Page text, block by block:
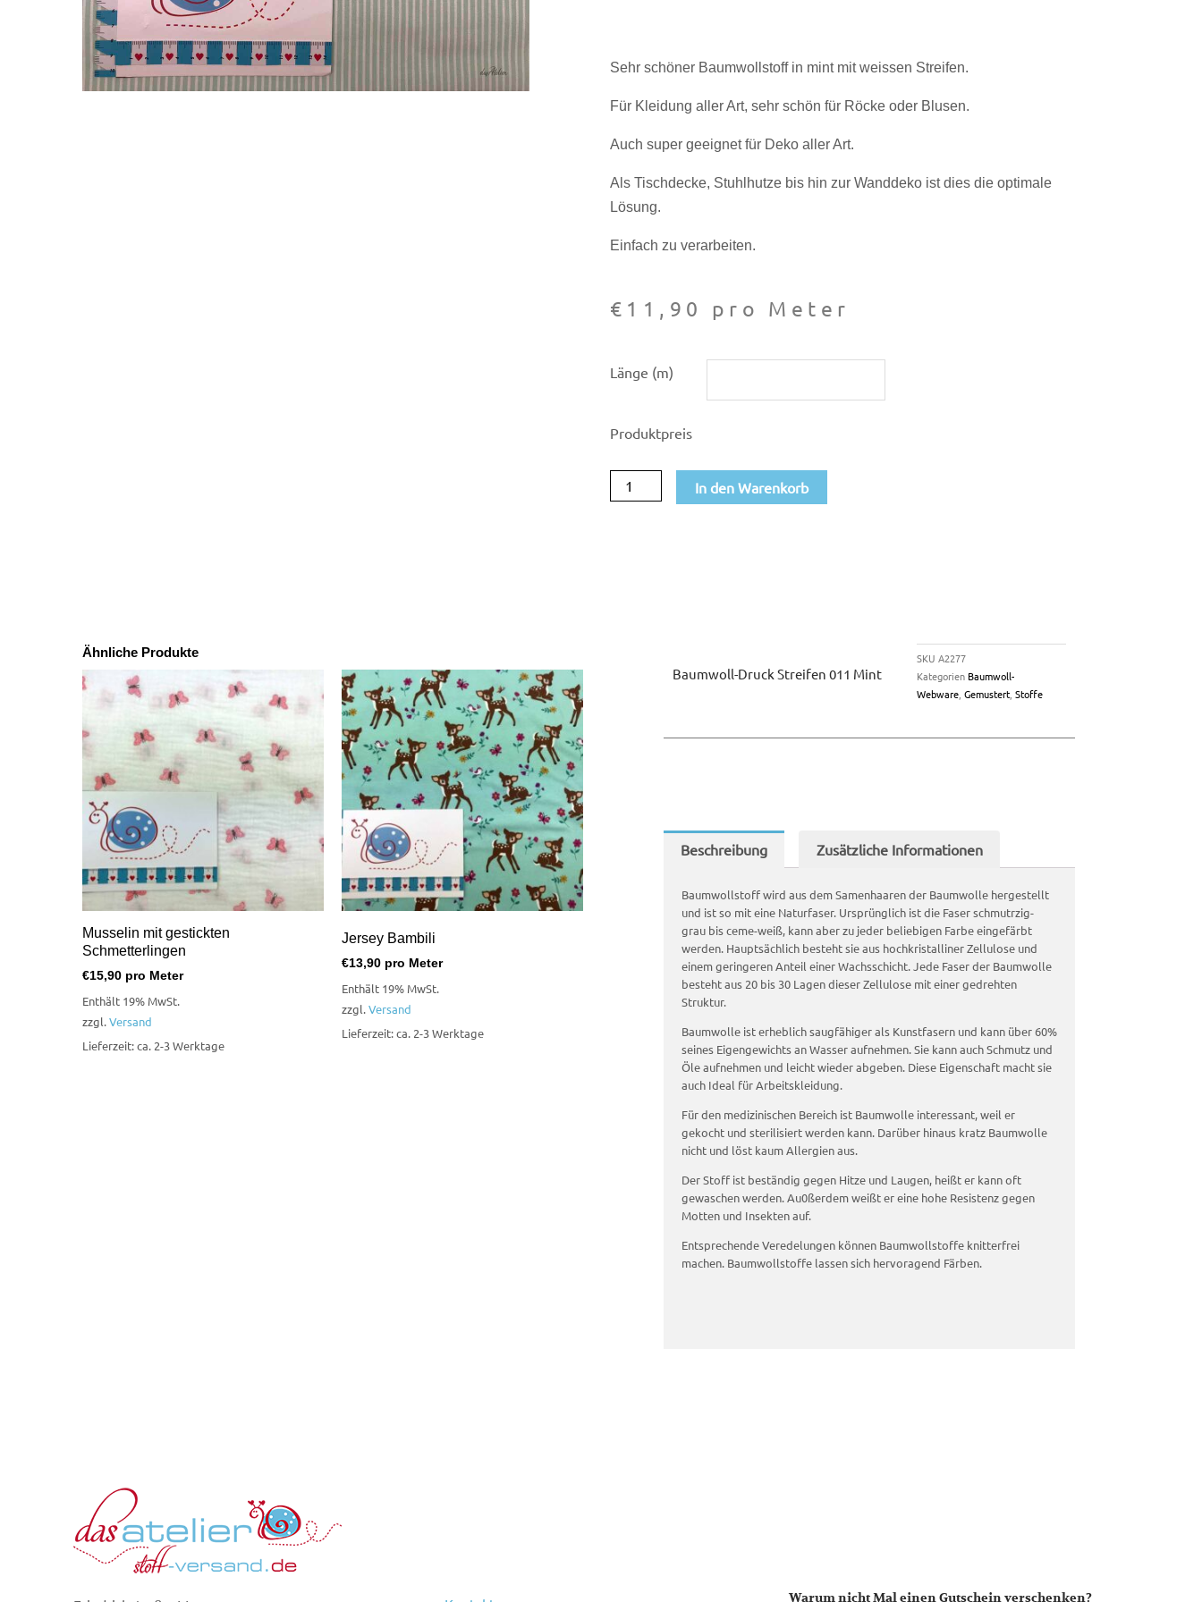
Sehr schöner Baumwollstoff in mint mit weissen Streifen.
Für Kleidung aller Art, sehr schön für Röcke oder Blusen.
Auch super geeignet für Deko aller Art.
Als Tischdecke, Stuhlhutze bis hin zur Wanddeko ist dies die optimale
Lösung.
Einfach zu verarbeiten.
€ 11,90 pro Meter
Länge (m)
Produktpreis
Druck
011
Menge
In den Warenkorb
Ähnliche Produkte
Musselin mit gestickten
Schmetterlingen
€15,90 pro Meter
Enthält 19% MwSt.
zzgl.Versand
Lieferzeit: ca. 2-3 Werktage
Jersey Bambili
€13,90 pro Meter
Enthält 19% MwSt.
zzgl.Versand
Lieferzeit: ca. 2-3 Werktage
Baumwoll-Druck Streifen 011 Mint
SKU A2277
Kategorien Baumwoll-
Webware, Gemustert, Stoffe
Beschreibung Zusätzliche Informationen
Baumwollstoff wird aus dem Samenhaaren der Baumwolle hergestellt
und ist so mit eine Naturfaser. Ursprünglich ist die Faser schmutrzig-
grau bis ceme-weiß, kann aber zu jeder beliebigen Farbe eingefärbt
werden. Hauptsächlich besteht sie aus hochkristalliner Zellulose und
einem geringeren Anteil einer Wachsschicht. Jede Faser der Baumwolle
besteht aus 20 bis 30 Lagen dieser Zellulose mit einer gedrehten
Struktur.
Baumwolle ist erheblich saugfähiger als Kunstfasern und kann über 60%
seines Eigengewichts an Wasser aufnehmen. Sie kann auch Schmutz und
Öle aufnehmen und leicht wieder abgeben. Diese Eigenschaft macht sie
auch Ideal für Arbeitskleidung.
Für den medizinischen Bereich ist Baumwolle interessant, weil er
gekocht und sterilisiert werden kann. Darüber hinaus kratz Baumwolle
nicht und löst kaum Allergien aus.
Der Stoff ist beständig gegen Hitze und Laugen, heißt er kann oft
gewaschen werden. Au0ßerdem weißt er eine hohe Resistenz gegen
Motten und Insekten auf.
Entsprechende Veredelungen können Baumwollstoffe knitterfrei
machen. Baumwollstoffe lassen sich hervoragend Färben.
Warum nicht Mal einen Gutschein verschenken?